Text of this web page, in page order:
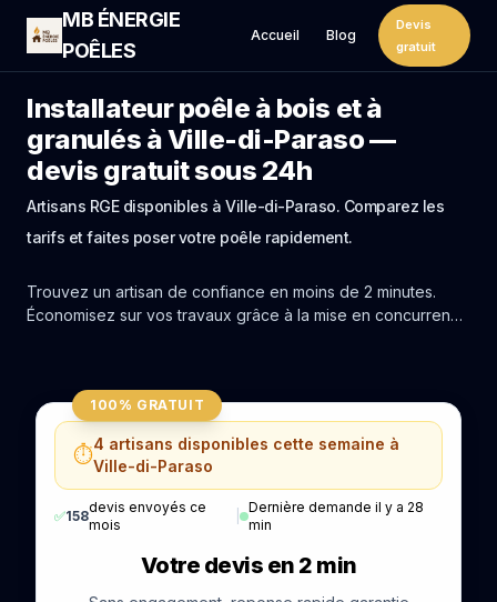
MB ÉNERGIE
POÊLES
Accueil Blog
Devis
gratuit
Installateur poêle à bois et à
granulés à Ville-di-Paraso —
devis gratuit sous 24h
Artisans RGE disponibles à Ville-di-Paraso. Comparez les
tarifs et faites poser votre poêle rapidement.
Trouvez un artisan de confiance en moins de 2 minutes.
Économisez sur vos travaux grâce à la mise en concurrence
100% GRATUIT
⏱️4 artisans disponibles cette semaine à
Ville-di-Paraso
✅158
devis envoyés ce
mois
Dernière demande il y a 28
min
Votre devis en 2 min